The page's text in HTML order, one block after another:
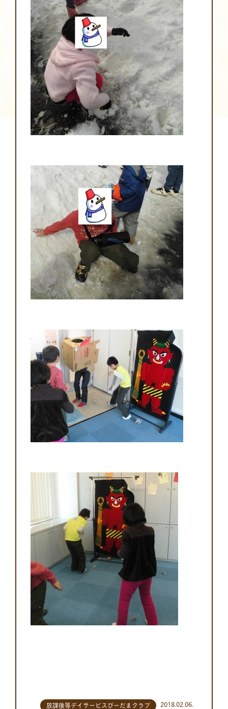
2018.02.06.
放課後等デイサービスびーだまクラブ